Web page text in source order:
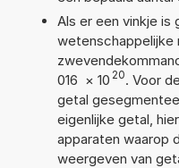
Als er een vinkje is
wetenschappelijke
016 × 10 20. Voor
getal
eigenlijke getal,
apparaten waarop
weergeven van